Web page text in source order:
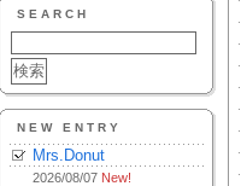
SEARCH
NEW ENTRY
Mrs.Donut
2026/08/07 New!